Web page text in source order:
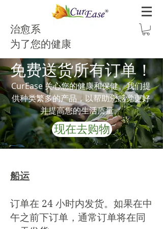
治愈系
为了您的健康
免费送货所有订单！
CurEase 关心您的健康和保健。我们提
供种类繁多的产品，以帮助您感觉更好
并提高您的生活质量。
现在去购物
船运
订单在 24 小时内发货。如果在中
午之前下订单，通常订单将在同